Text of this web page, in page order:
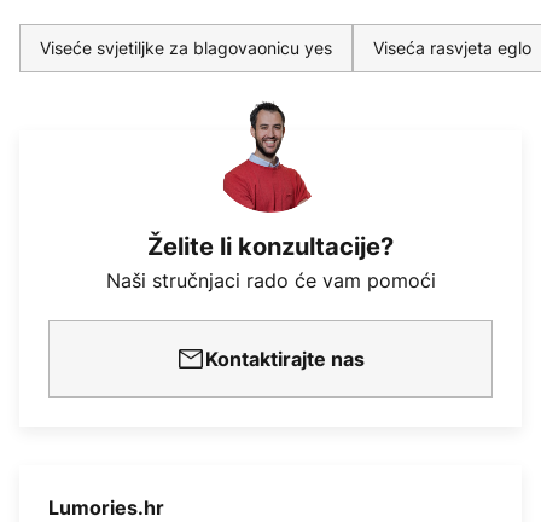
Viseće svjetiljke za blagovaonicu yes Viseća rasvjeta eglo
Želite li konzultacije?
Naši stručnjaci rado će vam pomoći
Kontaktirajte nas
Lumories.hr